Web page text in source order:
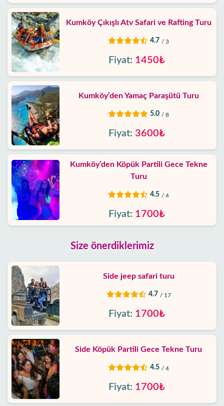
Kumköy Çıkışlı Atv Safari ve Rafting Turu
4.7 / 3
Fiyat: 1450₺
Kumköy’den Yamaç Paraşütü Turu
5.0 / 8
Fiyat: 3600₺
Kumköy’den Köpük Partili Gece Tekne
Turu
4.5 / 4
Fiyat: 1700₺
Size önerdiklerimiz
Side jeep safari turu
4.7 / 17
Fiyat: 1700₺
Side Köpük Partili Gece Tekne Turu
4.5 / 4
Fiyat: 1700₺